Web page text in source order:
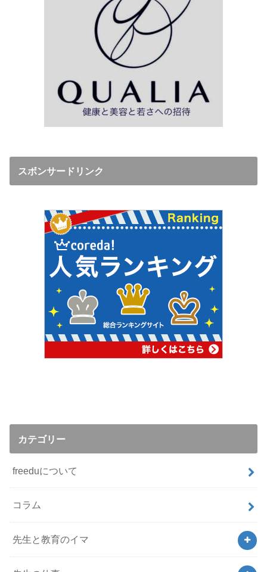
スボンサードリンク
カテゴリー
freeduについて
コラム
先生と教育のイマ